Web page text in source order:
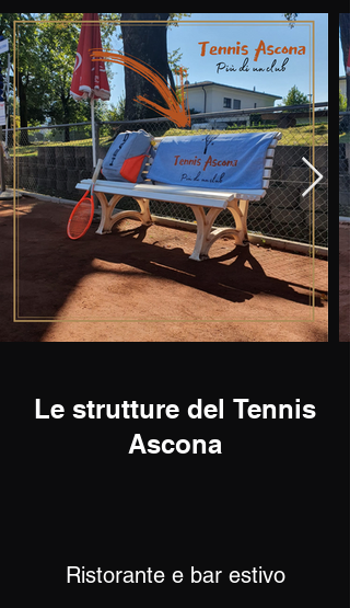
Le strutture del Tennis
Ascona
Ristorante e bar estivo